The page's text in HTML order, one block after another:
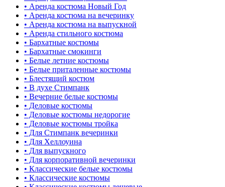
• Аренда костюма Новый Год
• Аренда костюма на вечеринку
• Аренда костюма на выпускной
• Аренда стильного костюма
• Бархатные костюмы
• Бархатные смокинги
• Белые летние костюмы
• Белые приталенные костюмы
• Блестящий костюм
• В духе Стимпанк
• Вечерние белые костюмы
• Деловые костюмы
• Деловые костюмы недорогие
• Деловые костюмы тройка
• Для Стимпанк вечеринки
• Для Хеллоуина
• Для выпускного
• Для корпоративной вечеринки
• Классические белые костюмы
• Классические костюмы